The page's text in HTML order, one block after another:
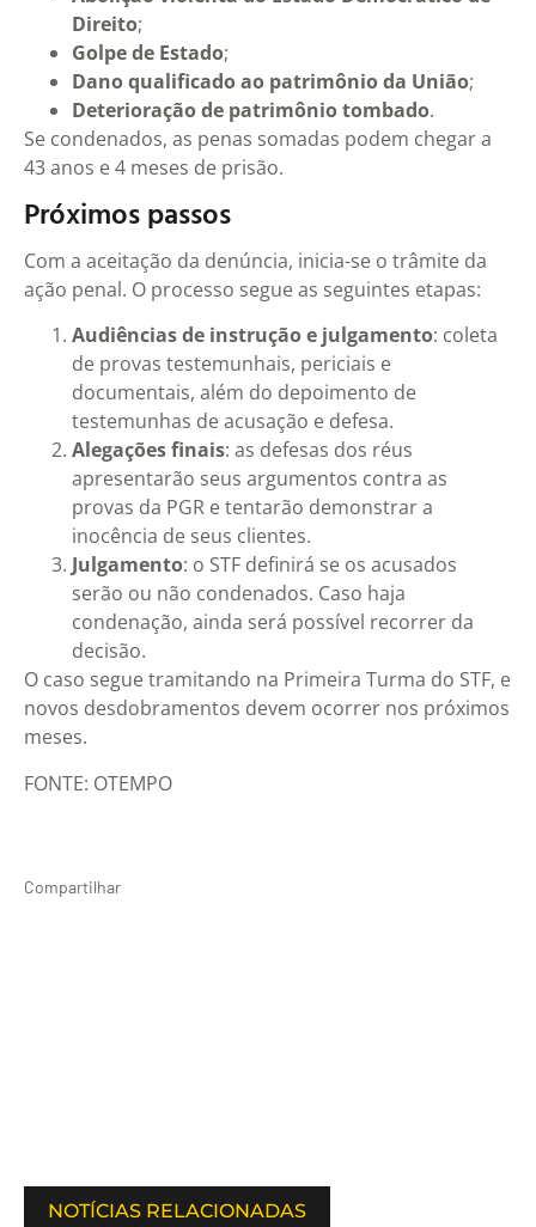
Direito;
Golpe de Estado;
Dano qualificado ao patrimônio da União;
Deterioração de patrimônio tombado.
Se condenados, as penas somadas podem chegar a
43 anos e 4 meses de prisão.
Próximos passos
Com a aceitação da denúncia, inicia-se o trâmite da
ação penal. O processo segue as seguintes etapas:
Audiências de instrução e julgamento: coleta
de provas testemunhais, periciais e
documentais, além do depoimento de
testemunhas de acusação e defesa.
Alegações finais: as defesas dos réus
apresentarão seus argumentos contra as
provas da PGR e tentarão demonstrar a
inocência de seus clientes.
Julgamento: o STF definirá se os acusados
serão ou não condenados. Caso haja
condenação, ainda será possível recorrer da
decisão.
O caso segue tramitando na Primeira Turma do STF, e
novos desdobramentos devem ocorrer nos próximos
meses.
FONTE: OTEMPO
Compartilhar
NOTÍCIAS RELACIONADAS